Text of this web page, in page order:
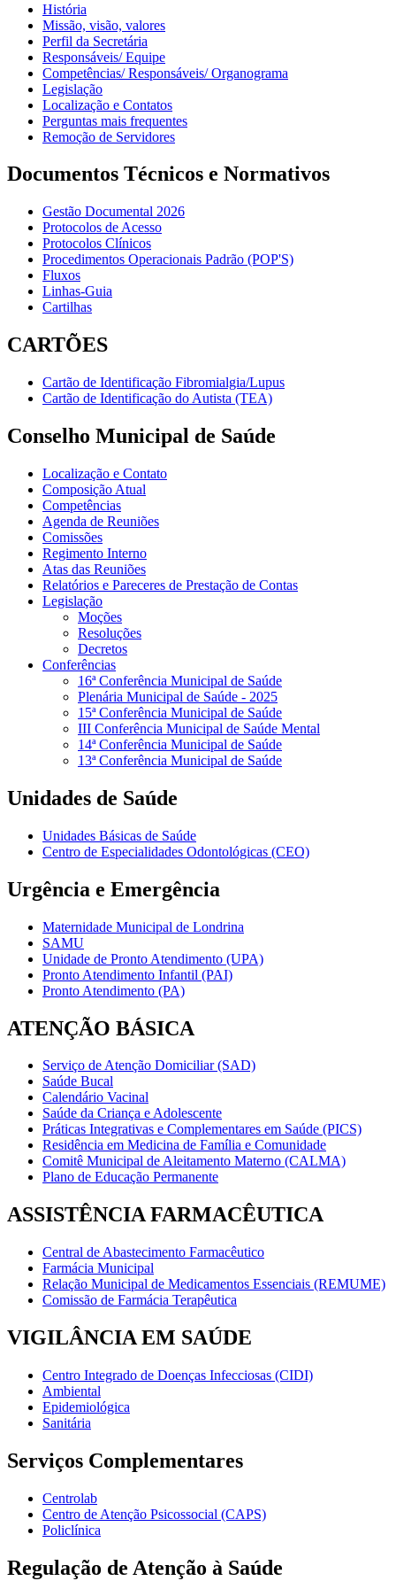
História
Missão, visão, valores
Perfil da Secretária
Responsáveis/ Equipe
Competências/ Responsáveis/ Organograma
Legislação
Localização e Contatos
Perguntas mais frequentes
Remoção de Servidores
Documentos Técnicos e Normativos
Gestão Documental 2026
Protocolos de Acesso
Protocolos Clínicos
Procedimentos Operacionais Padrão (POP'S)
Fluxos
Linhas-Guia
Cartilhas
CARTÕES
Cartão de Identificação Fibromialgia/Lupus
Cartão de Identificação do Autista (TEA)
Conselho Municipal de Saúde
Localização e Contato
Composição Atual
Competências
Agenda de Reuniões
Comissões
Regimento Interno
Atas das Reuniões
Relatórios e Pareceres de Prestação de Contas
Legislação
Moções
Resoluções
Decretos
Conferências
16ª Conferência Municipal de Saúde
Plenária Municipal de Saúde - 2025
15ª Conferência Municipal de Saúde
III Conferência Municipal de Saúde Mental
14ª Conferência Municipal de Saúde
13ª Conferência Municipal de Saúde
Unidades de Saúde
Unidades Básicas de Saúde
Centro de Especialidades Odontológicas (CEO)
Urgência e Emergência
Maternidade Municipal de Londrina
SAMU
Unidade de Pronto Atendimento (UPA)
Pronto Atendimento Infantil (PAI)
Pronto Atendimento (PA)
ATENÇÃO BÁSICA
Serviço de Atenção Domiciliar (SAD)
Saúde Bucal
Calendário Vacinal
Saúde da Criança e Adolescente
Práticas Integrativas e Complementares em Saúde (PICS)
Residência em Medicina de Família e Comunidade
Comitê Municipal de Aleitamento Materno (CALMA)
Plano de Educação Permanente
ASSISTÊNCIA FARMACÊUTICA
Central de Abastecimento Farmacêutico
Farmácia Municipal
Relação Municipal de Medicamentos Essenciais (REMUME)
Comissão de Farmácia Terapêutica
VIGILÂNCIA EM SAÚDE
Centro Integrado de Doenças Infecciosas (CIDI)
Ambiental
Epidemiológica
Sanitária
Serviços Complementares
Centrolab
Centro de Atenção Psicossocial (CAPS)
Policlínica
Regulação de Atenção à Saúde